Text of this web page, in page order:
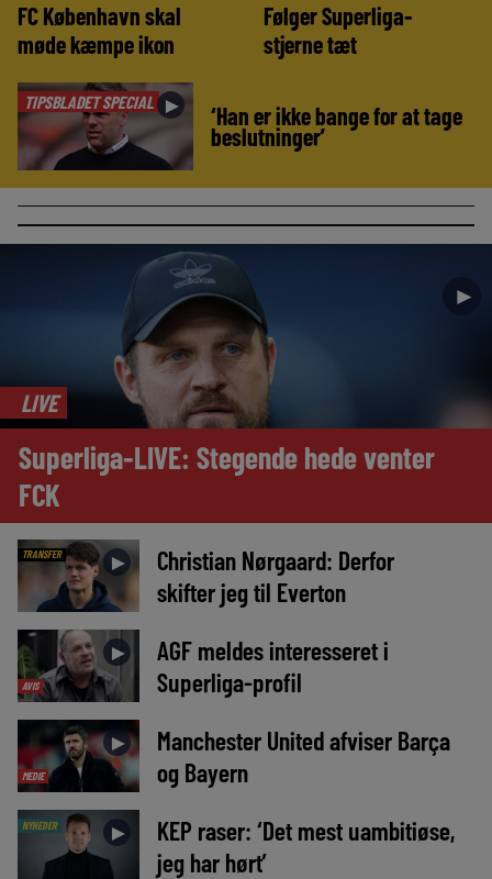
FC København skal
møde kæmpe ikon
Følger Superliga-
stjerne tæt
TIPSBLADET SPECIAL ► ‘Han er ikke bange for at tage
beslutninger’
►
LIVE
Superliga-LIVE: Stegende hede venter
FCK
TRANSFER ►
Christian Nørgaard: Derfor
skifter jeg til Everton
AVIS
►
AGF meldes interesseret i
Superliga-profil
MEDIE
►
Manchester United afviser Barça
og Bayern
NYHEDER ►
KEP raser: ‘Det mest uambitiøse,
jeg har hørt’